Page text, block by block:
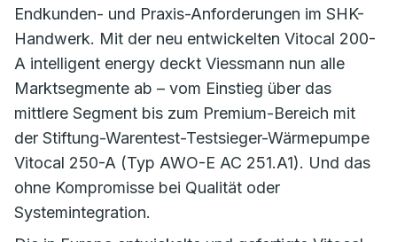
Endkunden- und Praxis-Anforderungen im SHK-
Handwerk. Mit der neu entwickelten Vitocal 200-
A intelligent energy deckt Viessmann nun alle
Marktsegmente ab – vom Einstieg über das
mittlere Segment bis zum Premium-Bereich mit
der Stiftung-Warentest-Testsieger-Wärmepumpe
Vitocal 250-A (Typ AWO-E AC 251.A1). Und das
ohne Kompromisse bei Qualität oder
Systemintegration.